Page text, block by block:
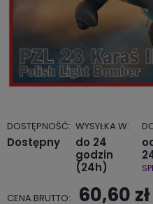
DOSTĘPNOŚĆ:
Dostępny
WYSYŁKA W:
do 24
godzin
(24h)
Cena nie zawiera
CENA BRUTTO: 60,60 zł